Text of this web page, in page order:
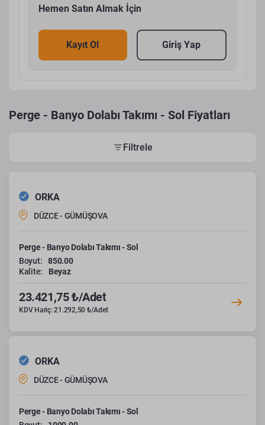
Hemen Satın Almak İçin
Kayıt Ol Giriş Yap
Perge - Banyo Dolabı Takımı - Sol Fiyatları
Filtrele
ORKA
DÜZCE - GÜMÜŞOVA
Perge - Banyo Dolabı Takımı - Sol
Boyut:
850.00
Kalite:
Beyaz
23.421,75 ₺/Adet
KDV Hariç: 21.292,50 ₺/Adet
ORKA
DÜZCE - GÜMÜŞOVA
Perge - Banyo Dolabı Takımı - Sol